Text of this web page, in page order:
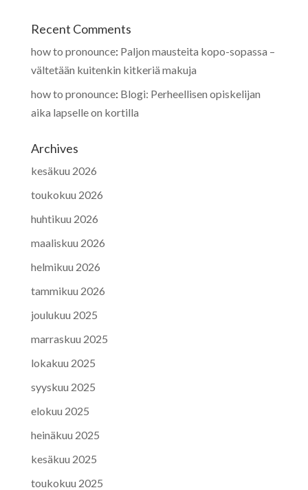
Recent Comments
how to pronounce: Paljon mausteita kopo-sopassa –
vältetään kuitenkin kitkeriä makuja
how to pronounce: Blogi: Perheellisen opiskelijan
aika lapselle on kortilla
Archives
kesäkuu 2026
toukokuu 2026
huhtikuu 2026
maaliskuu 2026
helmikuu 2026
tammikuu 2026
joulukuu 2025
marraskuu 2025
lokakuu 2025
syyskuu 2025
elokuu 2025
heinäkuu 2025
kesäkuu 2025
toukokuu 2025